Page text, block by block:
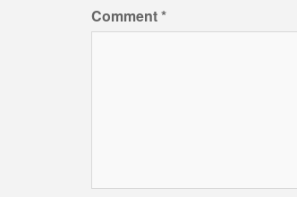
Comment*